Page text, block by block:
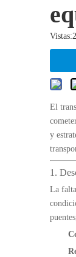
Vistas:
El
y
1.
La